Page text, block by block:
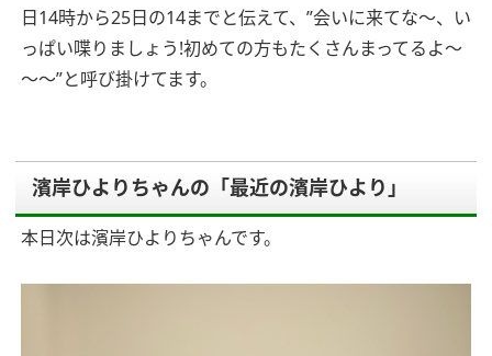
日14時から25日の14までと伝えて、”会いに来てな～、い
っぱい喋りましょう!初めての方もたくさんまってるよ～
～～”と呼び掛けてます。
濱岸ひよりちゃんの「最近の濱岸ひより」
本日次は濱岸ひよりちゃんです。